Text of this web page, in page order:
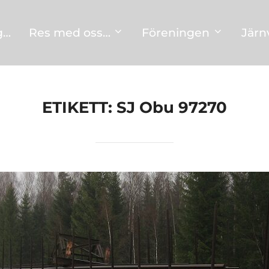
Res med oss… Föreningen
ETIKETT: SJ Obu 97270